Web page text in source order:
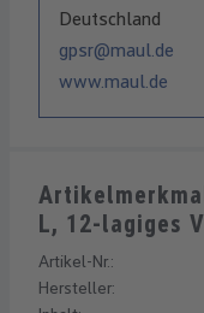
Deutschland
gpsr@maul.de
www.maul.de
L, 12-lagiges
Artikel-Nr.:
Hersteller: